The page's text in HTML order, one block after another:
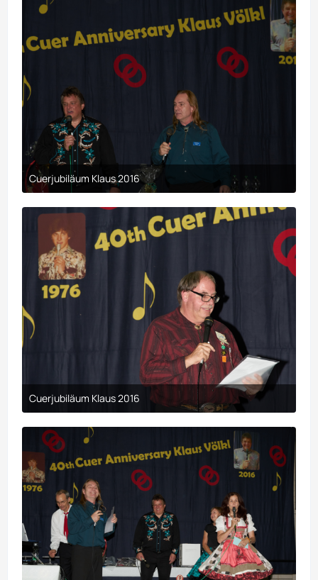
Cuerjubiläum Klaus 2016
9. April 2017 um 00:29
Cuerjubiläum Klaus 2016
9. April 2017 um 00:23